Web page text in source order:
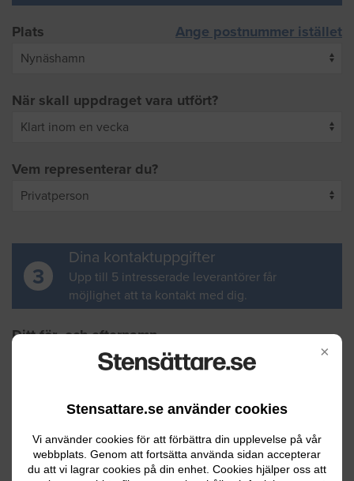
×
Stensattare.se använder cookies
Vi använder cookies för att förbättra din upplevelse på vår
webbplats. Genom att fortsätta använda sidan accepterar
du att vi lagrar cookies på din enhet. Cookies hjälper oss att
Plats Ange postnummer istället
När skall uppdraget vara utfört?
Vem representerar du?
3
Dina kontaktuppgifter
Upp till 5 intresserade leverantörer får
möjlighet att ta kontakt med dig.
Ditt för- och efternamn
Din e-postadress
Ditt telefonnummer